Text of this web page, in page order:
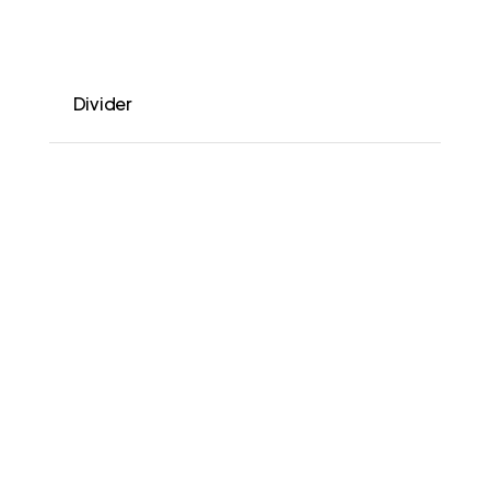
Divider